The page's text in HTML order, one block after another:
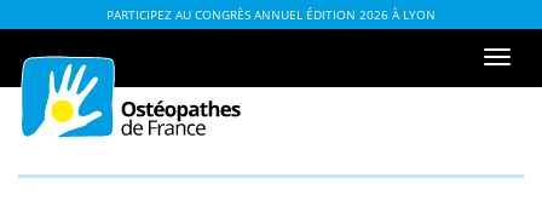
contenu
des
PARTICIPEZ AU CONGRÈS ANNUEL ÉDITION 2026 À LYON
de